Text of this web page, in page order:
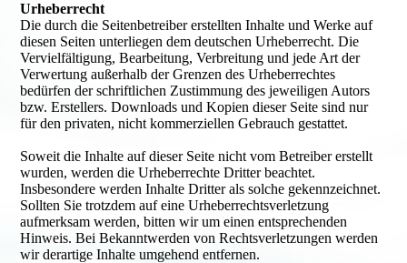
Urheberrecht
Die durch die Seitenbetreiber erstellten Inhalte und Werke auf
diesen Seiten unterliegen dem deutschen Urheberrecht. Die
Vervielfältigung, Bearbeitung, Verbreitung und jede Art der
Verwertung außerhalb der Grenzen des Urheberrechtes
bedürfen der schriftlichen Zustimmung des jeweiligen Autors
bzw. Erstellers. Downloads und Kopien dieser Seite sind nur
für den privaten, nicht kommerziellen Gebrauch gestattet.
Soweit die Inhalte auf dieser Seite nicht vom Betreiber erstellt
wurden, werden die Urheberrechte Dritter beachtet.
Insbesondere werden Inhalte Dritter als solche gekennzeichnet.
Sollten Sie trotzdem auf eine Urheberrechtsverletzung
aufmerksam werden, bitten wir um einen entsprechenden
Hinweis. Bei Bekanntwerden von Rechtsverletzungen werden
wir derartige Inhalte umgehend entfernen.